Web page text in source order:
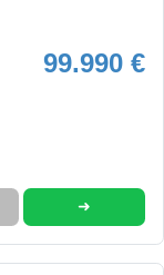
99.990 €
➜